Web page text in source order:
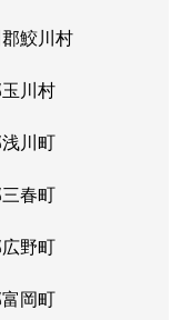
鮫川村
川村
川町
春町
野町
岡町